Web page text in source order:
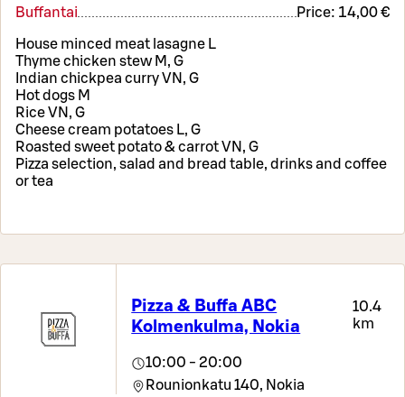
Buffantai Price: 14,00 €
House minced meat lasagne L
Thyme chicken stew M, G
Indian chickpea curry VN, G
Hot dogs M
Rice VN, G
Cheese cream potatoes L, G
Roasted sweet potato & carrot VN, G
Pizza selection, salad and bread table, drinks and coffee
or tea
Pizza & Buffa ABC
Kolmenkulma, Nokia
10.4
km
10:00 - 20:00
Rounionkatu 140, Nokia